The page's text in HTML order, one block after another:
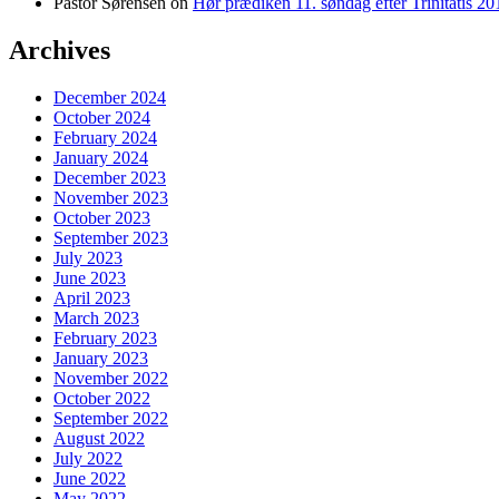
Archives
December 2024
October 2024
February 2024
January 2024
December 2023
November 2023
October 2023
September 2023
July 2023
June 2023
April 2023
March 2023
February 2023
January 2023
November 2022
October 2022
September 2022
August 2022
July 2022
June 2022